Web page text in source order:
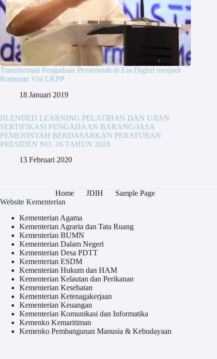
Transformasi Pengadaan Pemerintah di Era Digital menjadi
Rumusan Visi LKPP
18 Januari 2019
BLENDED LEARNING PELATIHAN DAN UJIAN
SERTIFIKASI PENGADAAN BARANG/JASA
PEMERINTAH BERDASARKAN PERATURAN
PRESIDEN NO. 16 TAHUN 2018
13 Februari 2020
Home JDIH
Sample Page
Website Kementerian
Kementerian Agama
Kementerian Agraria dan Tata Ruang
Kementerian BUMN
Kementerian Dalam Negeri
Kementerian Desa PDTT
Kementerian ESDM
Kementerian Hukum dan HAM
Kementerian Kelautan dan Perikanan
Kementerian Kesehatan
Kementerian Ketenagakerjaan
Kementerian Keuangan
Kementerian Komunikasi dan Informatika
Kemenko Kemaritiman
Kemenko Pembangunan Manusia & Kebudayaan